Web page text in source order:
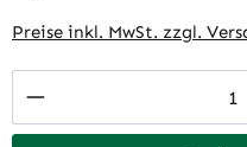
Preise inkl. MwSt. zzgl.
Produkt Anzahl: